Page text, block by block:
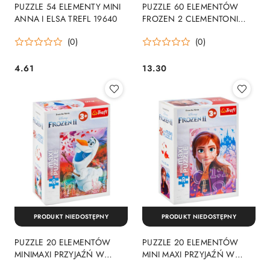
PUZZLE 54 ELEMENTY MINI
ANNA I ELSA TREFL 19640
(0)
Cena:
4.61
PUZZLE 60 ELEMENTÓW
FROZEN 2 CLEMENTONI
(0)
Cena:
13.30
PUZZLE 20 ELEMENTÓW
MINIMAXI PRZYJAŹŃ W
PRODUKT NIEDOSTĘPNY
PUZZLE 20 ELEMENTÓW
MINI MAXI PRZYJAŹŃ W
PRODUKT NIEDOSTĘPNY